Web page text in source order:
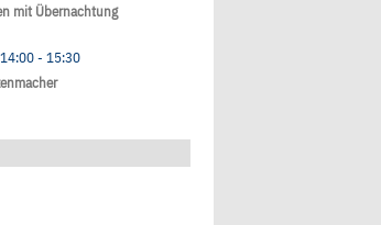
mit Übernachtung
- 15:30